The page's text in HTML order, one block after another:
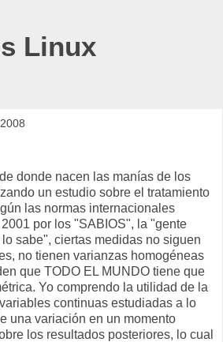
Linux
donde nacen las manías de los
un estudio sobre el tratamiento
las normas internacionales
por los "SABIOS", la "gente
sabe", ciertas medidas no siguen
no tienen varianzas homogéneas
que TODO EL MUNDO tiene que
Yo comprendo la utilidad de la
continuas estudiadas a lo
una variación en un momento
los resultados posteriores, lo cual